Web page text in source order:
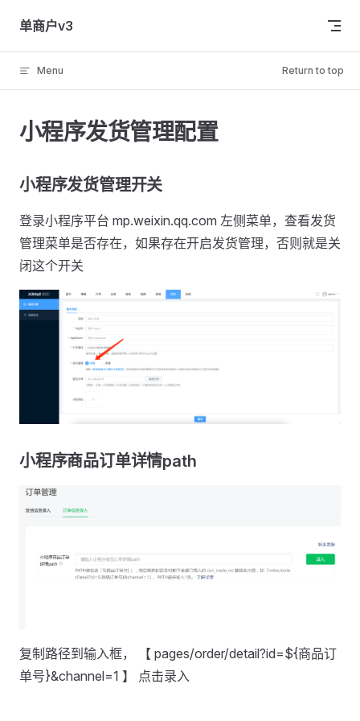
Skip to content
单商户v3
Menu Return to top
小程序发货管理配置
小程序发货管理开关
登录小程序平台 mp.weixin.qq.com 左侧菜单，查看发货
管理菜单是否存在，如果存在开启发货管理，否则就是关
闭这个开关
小程序商品订单详情path
复制路径到输入框， 【 pages/order/detail?id=${商品订
单号}&channel=1 】 点击录入